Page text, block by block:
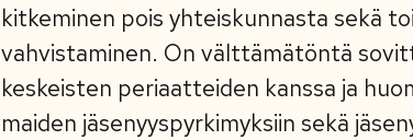
kitkeminen pois yhteiskunnasta sekä
vahvistaminen. On välttämätöntä
keskeisten periaatteiden kanssa ja
maiden jäsenyyspyrkimyksiin sekä